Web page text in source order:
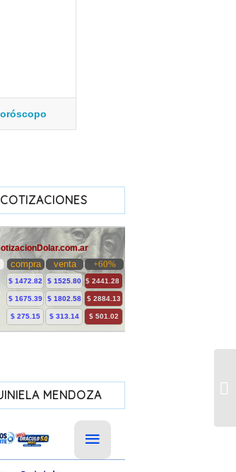
COTIZACIONES
MENDOZA